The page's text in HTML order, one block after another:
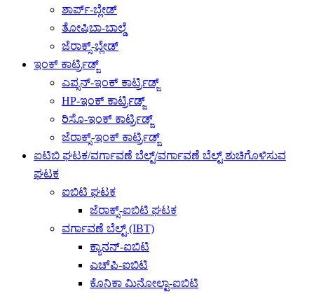
ಶಾರ್ಪ್-ಬ್ಲೇಡ್
ತೋಷಿಬಾ-ಬಾಲ್ಡೆ
ಜೆರಾಕ್ಸ್-ಬ್ಲೇಡ್
ಇಂಕ್ ಕಾರ್ಟ್ರಿಡ್ಜ್
ಎಪ್ಸನ್-ಇಂಕ್ ಕಾರ್ಟ್ರಿಡ್ಜ್
HP-ಇಂಕ್ ಕಾರ್ಟ್ರಿಡ್ಜ್
ರಿಸೊ-ಇಂಕ್ ಕಾರ್ಟ್ರಿಡ್ಜ್
ಜೆರಾಕ್ಸ್-ಇಂಕ್ ಕಾರ್ಟ್ರಿಡ್ಜ್
ಐಟಿಬಿ ಘಟಕ/ವರ್ಗಾವಣೆ ಬೆಲ್ಟ್/ವರ್ಗಾವಣೆ ಬೆಲ್ಟ್ ಶುಚಿಗೊಳಿಸುವ
ಘಟಕ
ಐಬಿಟಿ ಘಟಕ
ಜೆರಾಕ್ಸ್-ಐಬಿಟಿ ಘಟಕ
ವರ್ಗಾವಣೆ ಬೆಲ್ಟ್ (IBT)
ಕ್ಯಾನನ್-ಐಬಿಟಿ
ಎಚ್‌ಪಿ-ಐಬಿಟಿ
ಕೊನಿಕಾ ಮಿನೋಲ್ಟಾ-ಐಬಿಟಿ